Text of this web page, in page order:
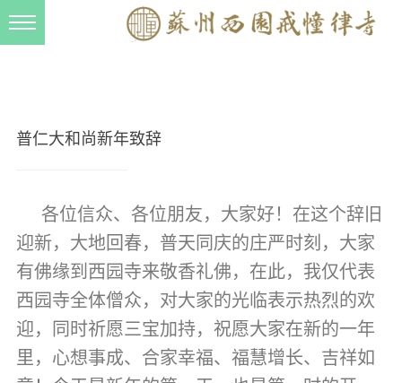
寺院管理
戒幢春秋
档案管理
道风建设
法音宣流
普仁大和尚新年致辞
各位信众、各位朋友，大家好！在这个辞旧
迎新，大地回春，普天同庆的庄严时刻，大家
有佛缘到西园寺来敬香礼佛，在此，我仅代表
西园寺全体僧众，对大家的光临表示热烈的欢
迎，同时祈愿三宝加持，祝愿大家在新的一年
里，心想事成、合家幸福、福慧增长、吉祥如